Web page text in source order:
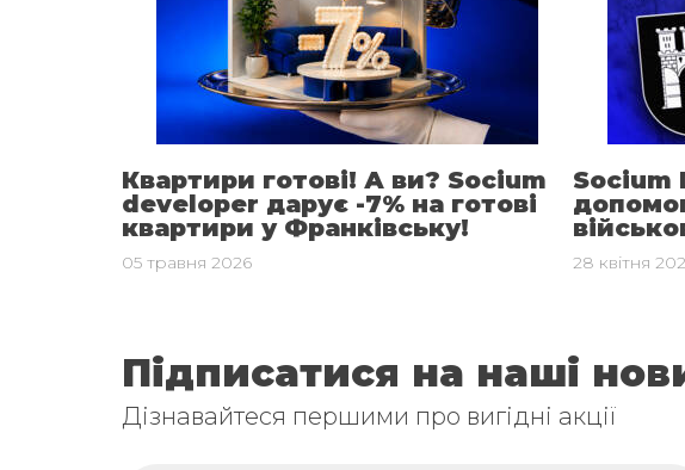
Квартири готові! А ви? Socium
developer дарує -7% на готові
квартири у Франківську!
05 травня 2026
Socium
28 квітня
Підписатися на наші
Дізнавайтеся першими про вигідні акції